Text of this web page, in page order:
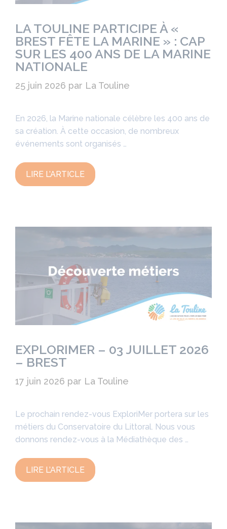
LA TOULINE PARTICIPE À «
BREST FÊTE LA MARINE » : CAP
SUR LES 400 ANS DE LA MARINE
NATIONALE
25 juin 2026 par La Touline
En 2026, la Marine nationale célèbre les 400 ans de
sa création. À cette occasion, de nombreux
événements sont organisés …
LIRE L’ARTICLE
EXPLORIMER – 03 JUILLET 2026
– BREST
17 juin 2026 par La Touline
Le prochain rendez-vous ExploriMer portera sur les
métiers du Conservatoire du Littoral. Nous vous
donnons rendez-vous à la Médiathèque des …
LIRE L’ARTICLE